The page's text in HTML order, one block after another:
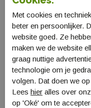
Active
2816
€ 379,99
Met cookies en
beter en persoonlijker.
website goed. Ze
maken we de website
graag nuttige
technologie om je
volgen. Dat doen we
Lees hier alles over
op 'Oké' om te